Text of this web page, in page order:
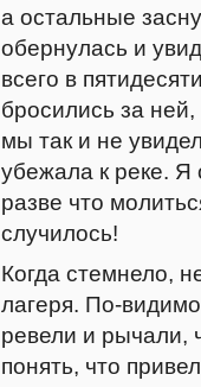
а остальные
обернулась и
всего в
бросились за
мы так и не
убежала к реке. Я
разве что
случилось!
Когда стемнело,
лагеря. По-
ревели и рычали,
понять, что